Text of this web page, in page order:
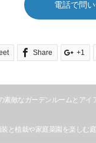
電話で問
Share +1
素敵なガーデンルームとア
装と植栽や家庭菜園を楽しむ